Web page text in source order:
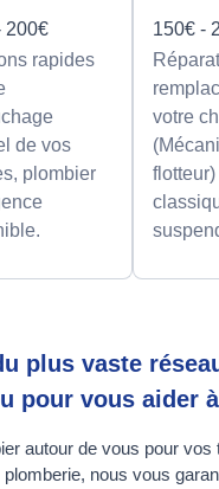
200€
rapides
de vos
plombier
150€ -
votre
plus vaste
pour vous aider
autour de vous pour
nous vous